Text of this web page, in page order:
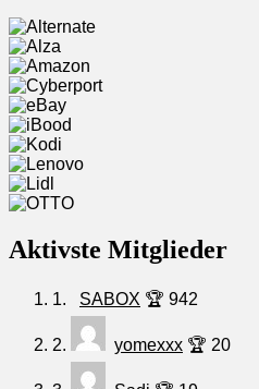
Aktivste Mitglieder
1. SABOX 🏆 942
2. yomexxx 🏆 20